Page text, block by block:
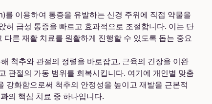
를 이용하여 통증을 유발하는 신경 주위에 직접 약물을
혀 급성 통증을 빠르고 효과적으로 조절합니다. 이는 단
른 재활 치료를 원활하게 진행할 수 있도록 돕는 중요
척추와 관절의 정렬을 바로잡고, 근육의 긴장을 이완
관절의 가동 범위를 회복시킵니다. 여기에 개인별 맞춤
강화함으로써 척추의 안정성을 높이고 재발을 근본적
의 핵심 치료 중 하나입니다.